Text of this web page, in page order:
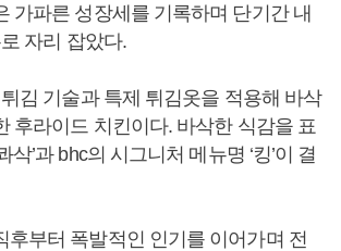
가파른 성장세를 기록하며 단기간 내
자리 잡았다.
김 기술과 특제 튀김옷을 적용해 바삭
후라이드 치킨이다. 바삭한 식감을 표
삭’과 bhc의 시그니처 메뉴명 ‘킹’이 결
후부터 폭발적인 인기를 이어가며 전